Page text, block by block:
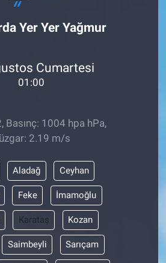
Yer Yer Yağmur
Cumartesi
01:00
Basınç: 1004 hpa hPa,
2.19 m/s
Aladağ Ceyhan
Feke İmamoğlu
Karataş Kozan
Saimbeyli Sarıçam